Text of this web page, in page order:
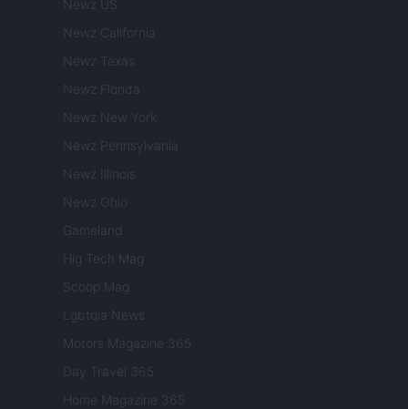
Newz US
Newz California
Newz Texas
Newz Florida
Newz New York
Newz Pennsylvania
Newz Illinois
Newz Ohio
Gameland
Hig Tech Mag
Scoop Mag
Lgbtqia News
Motors Magazine 365
Day Travel 365
Home Magazine 365